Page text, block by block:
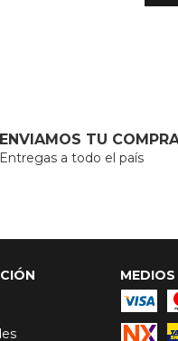
ENVIAMOS TU
Entregas a todo el país